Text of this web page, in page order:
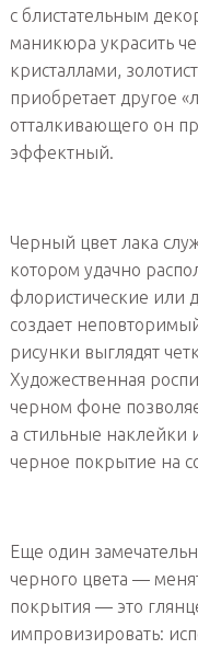
с блистательным
маникюра украсить
кристаллами,
приобретает другое
отталкивающего он
эффектный.
Черный цвет лака
котором удачно
флористические или
создает
рисунки выглядят
Художественная
черном фоне
а стильные наклейки
черное покрытие на
Еще один
черного цвета —
покрытия — это
импровизировать: